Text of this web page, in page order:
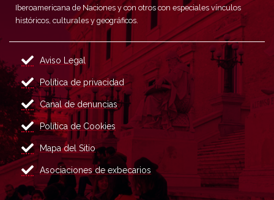
Iberoamericana de Naciones y con otros con especiales vínculos
históricos, culturales y geográficos.
Aviso Legal
Política de privacidad
Canal de denuncias
Política de Cookies
Mapa del Sitio
Asociaciones de exbecarios